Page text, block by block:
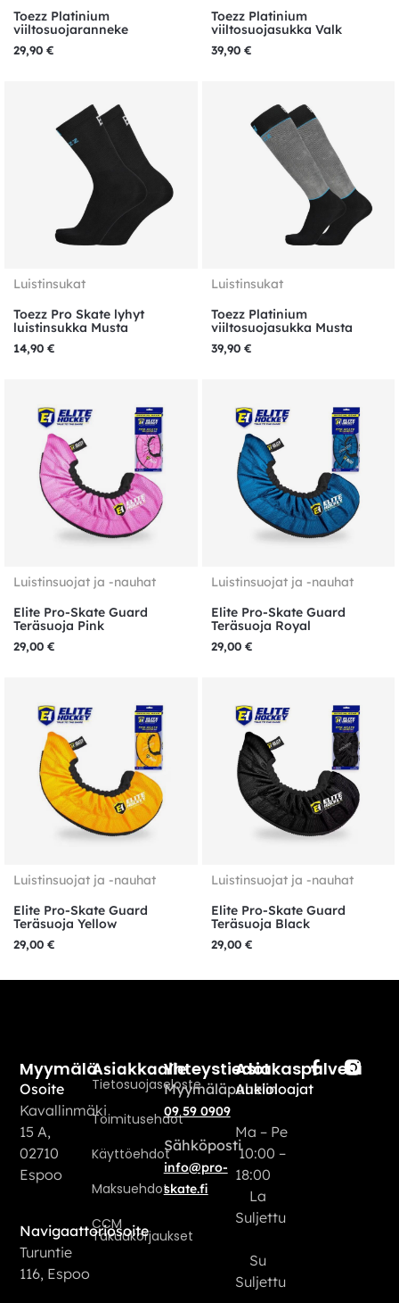
Toezz Platinium
viiltosuojaranneke
29,90 €
Toezz Platinium
viiltosuojasukka Valk
39,90 €
Luistinsukat
Toezz Pro Skate lyhyt
luistinsukka Musta
14,90 €
Luistinsukat
Toezz Platinium
viiltosuojasukka Musta
39,90 €
Luistinsuojat ja -nauhat
Elite Pro-Skate Guard
Teräsuoja Pink
29,00 €
Luistinsuojat ja -nauhat
Elite Pro-Skate Guard
Teräsuoja Royal
29,00 €
Luistinsuojat ja -nauhat
Elite Pro-Skate Guard
Teräsuoja Yellow
29,00 €
Luistinsuojat ja -nauhat
Elite Pro-Skate Guard
Teräsuoja Black
29,00 €
Asiakkaalle
Tietosuojaseloste
Toimitusehdot
Käyttöehdot
Maksuehdot
CCM
Takuukorjaukset
Myymälä
Osoite
Kavallinmäki
15 A,
02710
Espoo
Navigaattoriosoite
Turuntie
116, Espoo
Yhteystiedot
Myymäläpuhelin
09 59 0909
Sähköposti
info@pro-
skate.fi
Asiakaspalvelu
Aukioloajat
Ma – Pe
10:00 –
18:00
La
Suljettu
Su
Suljettu